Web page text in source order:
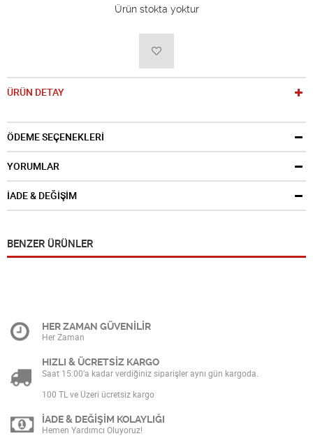
Ürün stokta yoktur
ÜRÜN DETAY
ÖDEME SEÇENEKLERİ
YORUMLAR
İADE & DEĞİŞİM
BENZER ÜRÜNLER
HER ZAMAN GÜVENİLİR
Her Zaman
HIZLI & ÜCRETSİZ KARGO
Saat 15:00’a kadar verdiğiniz siparişler aynı gün kargoda.
100 TL ve Üzeri ücretsiz kargo
İADE & DEĞİŞİM KOLAYLIĞI
Hemen Yardımcı Oluyoruz!